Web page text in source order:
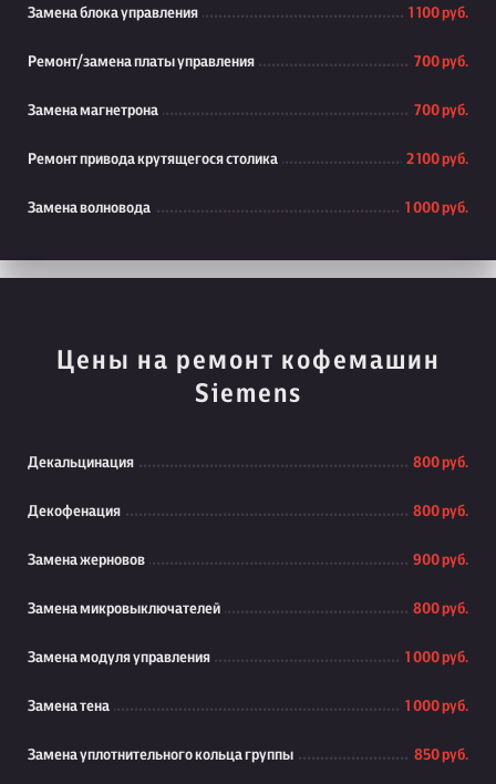
Замена блока управления 1 100 руб.
Ремонт/замена платы управления 700 руб.
Замена магнетрона 700 руб.
Ремонт привода крутящегося столика 2 100 руб.
Замена волновода 1 000 руб.
Цены на ремонт кофемашин
Siemens
Декальцинация 800 руб.
Декофенация 800 руб.
Замена жерновов 900 руб.
Замена микровыключателей 800 руб.
Замена модуля управления 1 000 руб.
Замена тена 1 000 руб.
Замена уплотнительного кольца группы 850 руб.